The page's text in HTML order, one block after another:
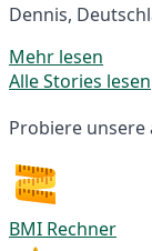
Dennis,
Mehr lesen
Alle Stories lesen
Probiere unsere
BMI Rechner